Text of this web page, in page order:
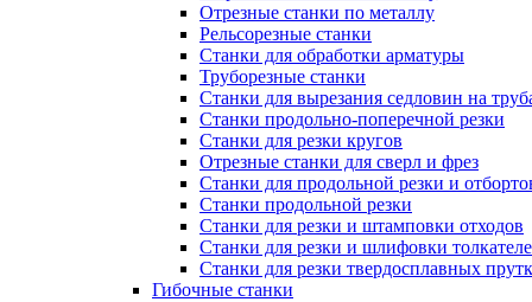
Отрезные станки по металлу
Рельсорезные станки
Станки для обработки арматуры
Труборезные станки
Станки для вырезания седловин на
Станки продольно-поперечной резки
Станки для резки кругов
Отрезные станки для сверл и фрез
Станки для продольной резки и
Станки продольной резки
Станки для резки и штамповки отходов
Станки для резки и шлифовки
Станки для резки твердосплавных
Гибочные станки